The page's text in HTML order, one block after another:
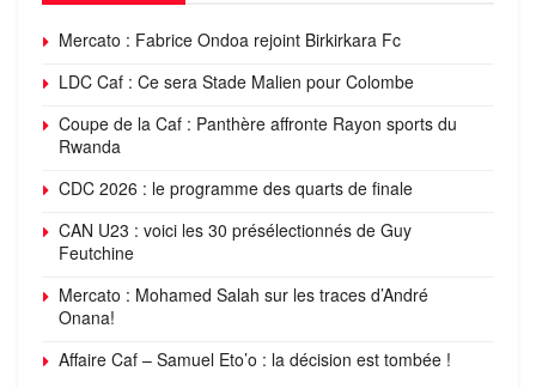
Mercato : Fabrice Ondoa rejoint Birkirkara Fc
LDC Caf : Ce sera Stade Malien pour Colombe
Coupe de la Caf : Panthère affronte Rayon sports du
Rwanda
CDC 2026 : le programme des quarts de finale
CAN U23 : voici les 30 présélectionnés de Guy
Feutchine
Mercato : Mohamed Salah sur les traces d’André
Onana!
Affaire Caf – Samuel Eto’o : la décision est tombée !